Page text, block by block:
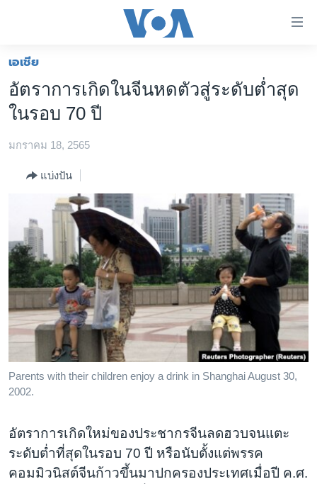
ต่อ
ข้าม
ไป
เนื้อหา
ข้าม
ไป
การ
ค้นหา
โลก
เอเชีย
สหรัฐฯ
ไทย
วิทยาศาสตร์
สังคมและสุขภาพ
ไลฟ์สไตล์
ตรวจสอบข่าว
เรียนรู้ภาษาอังกฤษ
พอดคาสต์
ติดตามเรา
เลือกภาษา
เอเชีย
อัตราการเกิดในจีนหดตัวสู่ระดับต่ำสุด
ในรอบ 70 ปี
มกราคม 18, 2565
แบ่งปัน
Parents with their children enjoy a drink in Shanghai August 30,
2002.
อัตราการเกิดใหม่ของประชากรจีนลดฮวบจนแตะ
ระดับต่ำที่สุดในรอบ 70 ปี หรือนับตั้งแต่พรรค
คอมมิวนิสต์จีนก้าวขึ้นมาปกครองประเทศเมื่อปี ค.ศ.